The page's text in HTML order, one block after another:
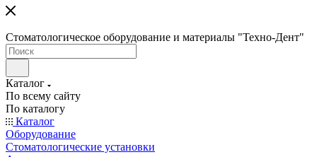
Стоматологическое оборудование и материалы "Техно-Дент"
Каталог
По всему сайту
По каталогу
Каталог
Оборудование
Стоматологические установки